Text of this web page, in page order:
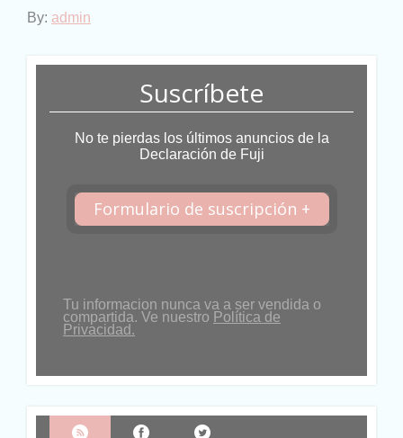
By: admin
Suscríbete
No te pierdas los últimos anuncios de la
Declaración de Fuji
Formulario de suscripción +
Tu informacion nunca va a ser vendida o
compartida. Ve nuestro Política de
Privacidad.